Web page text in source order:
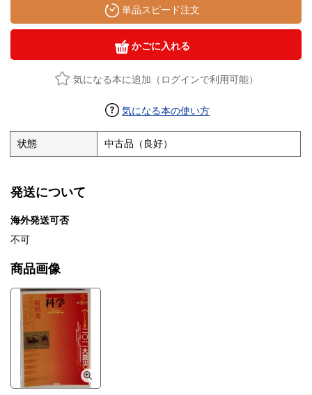
単品スピード注文
かごに入れる
気になる本に追加（ログインで利用可能）
気になる本の使い方
状態 中古品（良好）
発送について
海外発送可否
不可
商品画像